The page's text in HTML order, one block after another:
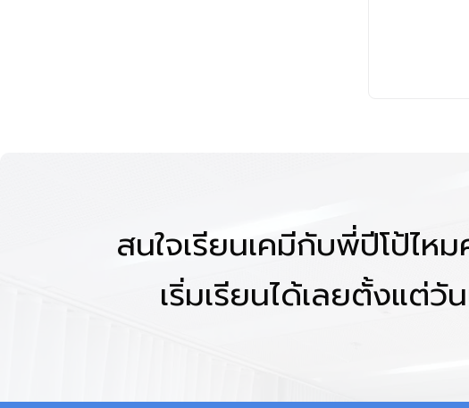
สนใจเรียนเคมีกับพี่ปีโป้ไห
เริ่มเรียนได้เลยตั้งแต่วั